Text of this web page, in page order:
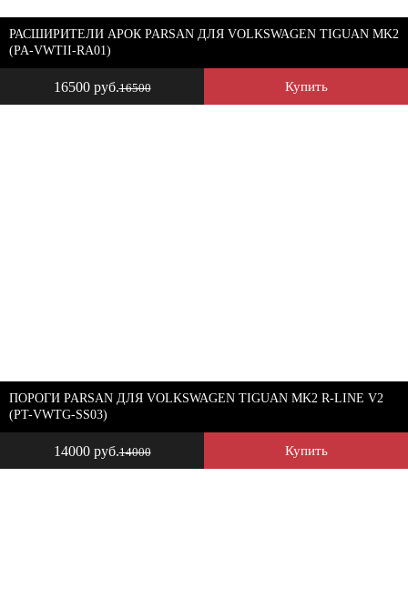
16500 руб.16500 Купить
РАСШИРИТЕЛИ АРОК PARSAN ДЛЯ VOLKSWAGEN TIGUAN MK2
(PA-VWTII-RA01)
14000 руб.14000 Купить
ПОРОГИ PARSAN ДЛЯ VOLKSWAGEN TIGUAN MK2 R-LINE V2
(PT-VWTG-SS03)